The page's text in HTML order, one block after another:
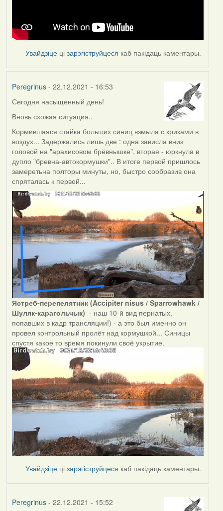
Увайдзіце цізарэгіструйцеся каб пакідаць каментары.
Peregrinus- 22.12.2021 - 16:53
Сегодня насыщенный день!
Вновь схожая ситуация..
Кормившаяся стайка больших синиц взмыла с криками в
воздух... Задержались лишь две : одна зависла вниз
головой на "арахисовом брёвнышке", вторая - юркнула в
дупло "бревна-автокормушки".. В итоге первой пришлось
замеретьна полторы минуты, но, быстро сообразив она
спряталась к первой...
Ястреб-перепелятник (Accipiter nisus / Sparrowhawk /
Шуляк-карагольчык) - наш 10-й вид пернатых,
попавших в кадр трансляции!) - а это был именно он
провел контрольный пролёт над кормушкой... Синицы
спустя какое то время покинули своё укрытие.
Увайдзіце цізарэгіструйцеся каб пакідаць каментары.
Peregrinus- 22.12.2021 - 15:52